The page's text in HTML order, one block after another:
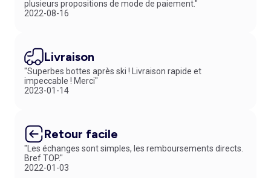
plusieurs propositions de mode de paiement."
2022-08-16
Livraison
"Superbes bottes après ski ! Livraison rapide et
impeccable ! Merci"
2023-01-14
Retour facile
"Les échanges sont simples, les remboursements directs.
Bref TOP."
2022-01-03